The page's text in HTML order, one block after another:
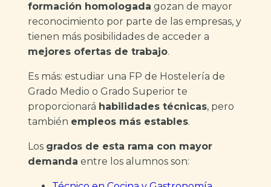
formación homologada gozan de mayor
reconocimiento por parte de las empresas, y
tienen más posibilidades de acceder a
mejores ofertas de trabajo.
Es más: estudiar una FP de Hostelería de
Grado Medio o Grado Superior te
proporcionará habilidades técnicas, pero
también empleos más estables.
Los grados de esta rama con mayor
demanda entre los alumnos son: